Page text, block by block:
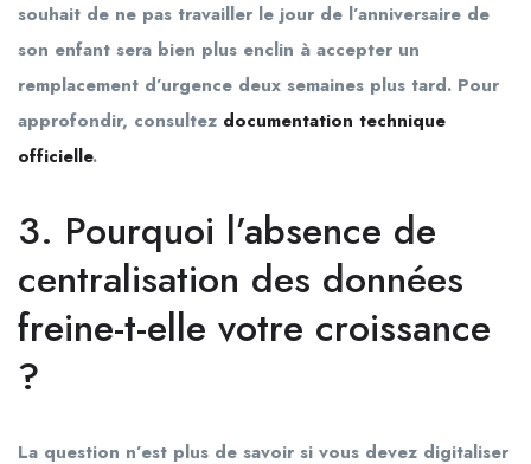
souhait de ne pas travailler le jour de l’anniversaire de
son enfant sera bien plus enclin à accepter un
remplacement d’urgence deux semaines plus tard. Pour
approfondir, consultez documentation technique
officielle.
3. Pourquoi l’absence de
centralisation des données
freine-t-elle votre croissance
?
La question n’est plus de savoir si vous devez digitaliser